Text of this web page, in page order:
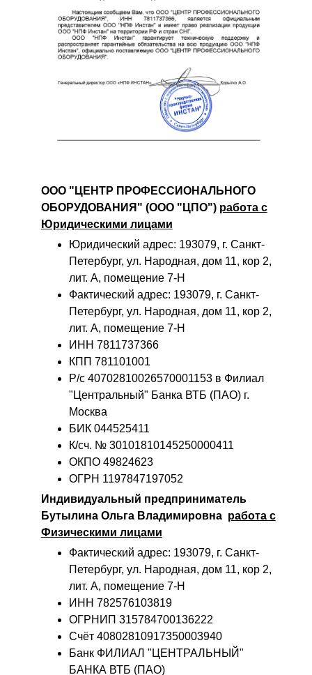
ООО "ЦЕНТР ПРОФЕССИОНАЛЬНОГО
ОБОРУДОВАНИЯ" (ООО "ЦПО") работа с
Юридическими лицами
Юридический адрес: 193079, г. Санкт-
Петербург, ул. Народная, дом 11, кор 2,
лит. А, помещение 7-Н
Фактический адрес: 193079, г. Санкт-
Петербург, ул. Народная, дом 11, кор 2,
лит. А, помещение 7-Н
ИНН 7811737366
КПП 781101001
Р/с 40702810026570001153 в Филиал
"Центральный" Банка ВТБ (ПАО) г.
Москва
БИК 044525411
К/сч. № 30101810145250000411
ОКПО 49824623
ОГРН 1197847197052
Индивидуальный предприниматель
Бутылина Ольга Владимировна работа с
Физическими лицами
Фактический адрес: 193079, г. Санкт-
Петербург, ул. Народная, дом 11, кор 2,
лит. А, помещение 7-Н
ИНН 782576103819
ОГРНИП 315784700136222
Счёт 40802810917350003940
Банк ФИЛИАЛ "ЦЕНТРАЛЬНЫЙ"
БАНКА ВТБ (ПАО)